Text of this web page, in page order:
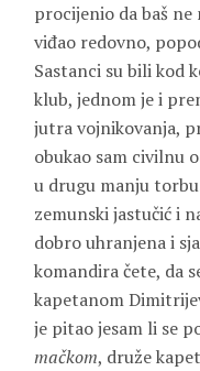
procijenio da baš ne
viđao redovno,
Sastanci su bili kod
klub, jednom je i
jutra vojnikovanja,
obukao sam civilnu
u drugu manju
zemunski jastučić i
dobro uhranjena i
komandira čete, da
kapetanom
je pitao jesam li se
mačkom, druže